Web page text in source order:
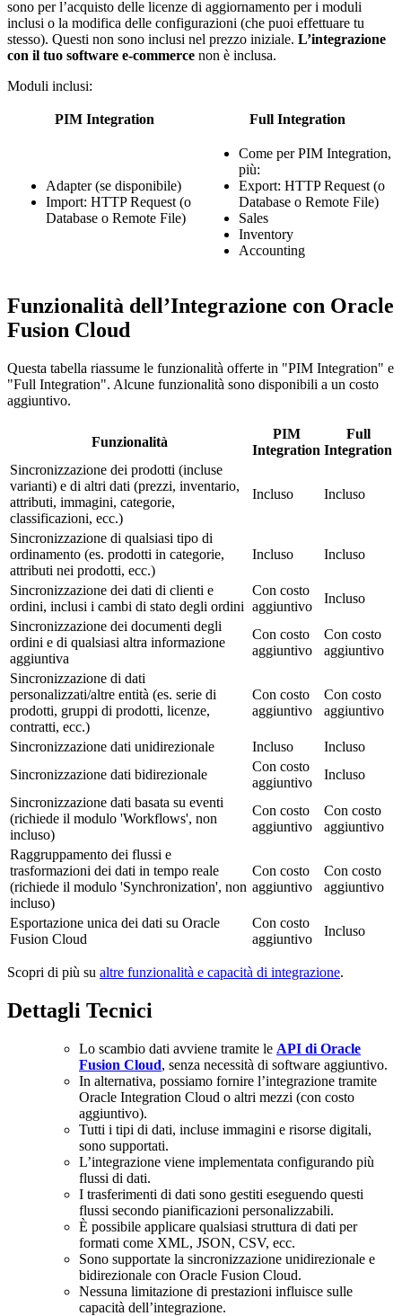
sono per l’acquisto delle licenze di aggiornamento per i moduli
inclusi o la modifica delle configurazioni (che puoi effettuare tu
stesso). Questi non sono inclusi nel prezzo iniziale. L’integrazione
con il tuo software e-commerce non è inclusa.
Moduli inclusi:
PIM Integration Full Integration
Adapter (se disponibile)
Import: HTTP Request (o
Database o Remote File)
Come per PIM Integration,
più:
Export: HTTP Request (o
Database o Remote File)
Sales
Inventory
Accounting
Funzionalità dell’Integrazione con Oracle
Fusion Cloud
Questa tabella riassume le funzionalità offerte in "PIM Integration" e
"Full Integration". Alcune funzionalità sono disponibili a un costo
aggiuntivo.
Funzionalità
PIM
Integration
Full
Integration
Sincronizzazione dei prodotti (incluse
varianti) e di altri dati (prezzi, inventario,
attributi, immagini, categorie,
classificazioni, ecc.)
Incluso Incluso
Sincronizzazione di qualsiasi tipo di
ordinamento (es. prodotti in categorie,
attributi nei prodotti, ecc.)
Incluso Incluso
Sincronizzazione dei dati di clienti e
ordini, inclusi i cambi di stato degli ordini
Con costo
aggiuntivo
Incluso
Sincronizzazione dei documenti degli
ordini e di qualsiasi altra informazione
aggiuntiva
Con costo
aggiuntivo
Con costo
aggiuntivo
Sincronizzazione di dati
personalizzati/altre entità (es. serie di
prodotti, gruppi di prodotti, licenze,
contratti, ecc.)
Con costo
aggiuntivo
Con costo
aggiuntivo
Sincronizzazione dati unidirezionale Incluso
Incluso
Sincronizzazione dati bidirezionale
Con costo
aggiuntivo
Incluso
Sincronizzazione dati basata su eventi
(richiede il modulo 'Workflows', non
incluso)
Con costo
aggiuntivo
Con costo
aggiuntivo
Raggruppamento dei flussi e
trasformazioni dei dati in tempo reale
(richiede il modulo 'Synchronization', non
incluso)
Con costo
aggiuntivo
Con costo
aggiuntivo
Esportazione unica dei dati su Oracle
Fusion Cloud
Con costo
aggiuntivo
Incluso
Scopri di più su altre funzionalità e capacità di integrazione.
Dettagli Tecnici
Lo scambio dati avviene tramite le API di Oracle
Fusion Cloud, senza necessità di software aggiuntivo.
In alternativa, possiamo fornire l’integrazione tramite
Oracle Integration Cloud o altri mezzi (con costo
aggiuntivo).
Tutti i tipi di dati, incluse immagini e risorse digitali,
sono supportati.
L’integrazione viene implementata configurando più
flussi di dati.
I trasferimenti di dati sono gestiti eseguendo questi
flussi secondo pianificazioni personalizzabili.
È possibile applicare qualsiasi struttura di dati per
formati come XML, JSON, CSV, ecc.
Sono supportate la sincronizzazione unidirezionale e
bidirezionale con Oracle Fusion Cloud.
Nessuna limitazione di prestazioni influisce sulle
capacità dell’integrazione.